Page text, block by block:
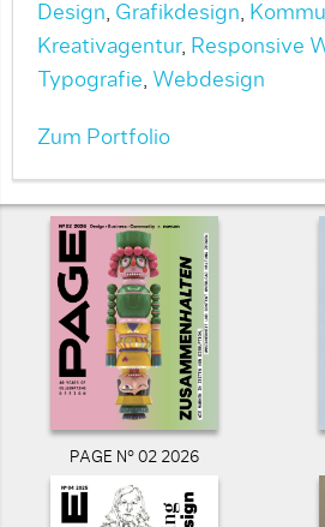
Design, Grafikdesign,
Kreativagentur, Responsive
Typografie, Webdesign
Zum Portfolio
PAGE N° 02 2026